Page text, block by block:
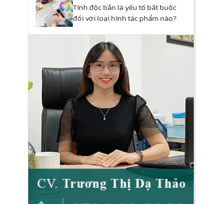
Tính độc bản là yếu tố bắt buộc
đối với loại hình tác phẩm nào?